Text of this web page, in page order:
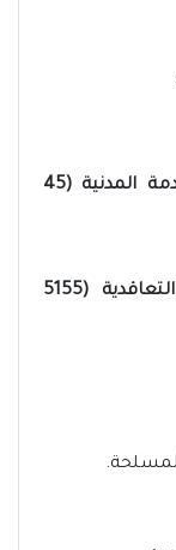
1- وظائف القطاع العام - وظائف الخدمة المدنية (45
2- وظائف القطاع العام - الوظائف التعاقدية (5155